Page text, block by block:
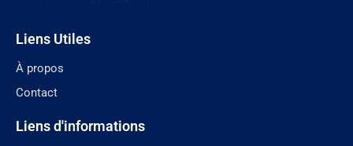
Liens Utiles
À propos
Contact
Liens d'informations